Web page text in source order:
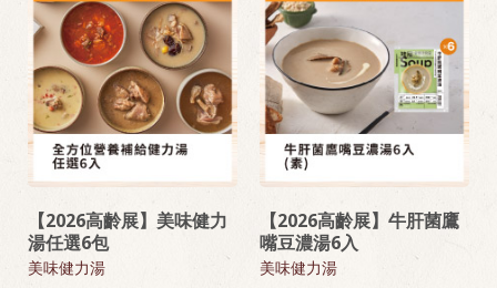
【2026高齡展】美味健力
湯任選6包
美味健力湯
【2026高齡展】牛肝菌鷹
嘴豆濃湯6入
美味健力湯